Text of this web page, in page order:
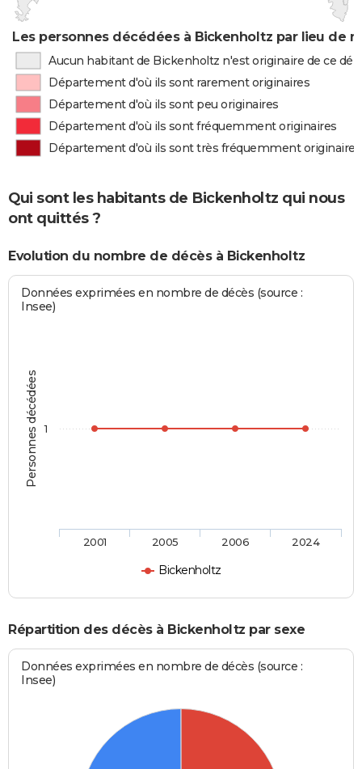
Les personnes décédées à Bickenholtz par lieu de
Aucun habitant de Bickenholtz n'est originaire de ce
Département d'où ils sont rarement originaires
Département d'où ils sont peu originaires
Département d'où ils sont fréquemment originaires
Département d'où ils sont très fréquemment originaires
Qui sont les habitants de Bickenholtz qui nous
ont quittés ?
Evolution du nombre de décès à Bickenholtz
Personnes décédées
Données exprimées en nombre de décès (source :
Insee)
Bickenholtz
2001 2005 2006 2024
1
Répartition des décès à Bickenholtz par sexe
Données exprimées en nombre de décès (source :
Insee)